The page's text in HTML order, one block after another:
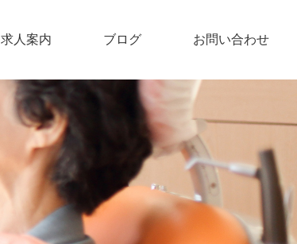
求人案内 ブログ お問い合わせ